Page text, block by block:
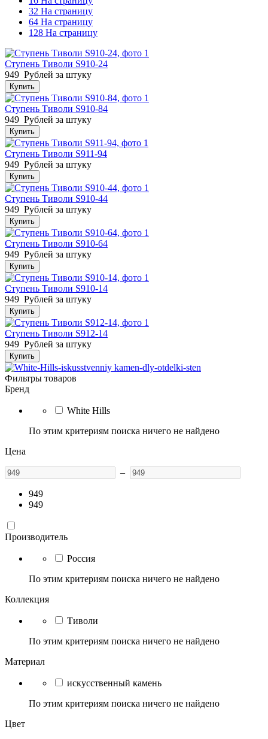
32 На страницу
64 На страницу
128 На страницу
Ступень Тиволи S910-24
949 Рублей за штуку
Купить
Ступень Тиволи S910-84
949 Рублей за штуку
Купить
Ступень Тиволи S911-94
949 Рублей за штуку
Купить
Ступень Тиволи S910-44
949 Рублей за штуку
Купить
Ступень Тиволи S910-64
949 Рублей за штуку
Купить
Ступень Тиволи S910-14
949 Рублей за штуку
Купить
Ступень Тиволи S912-14
949 Рублей за штуку
Купить
Фильтры товаров
Бренд
White Hills
По этим критериям поиска ничего не найдено
Цена
–
949
949
Производитель
Россия
По этим критериям поиска ничего не найдено
Коллекция
Тиволи
По этим критериям поиска ничего не найдено
Материал
искусственный камень
По этим критериям поиска ничего не найдено
Цвет